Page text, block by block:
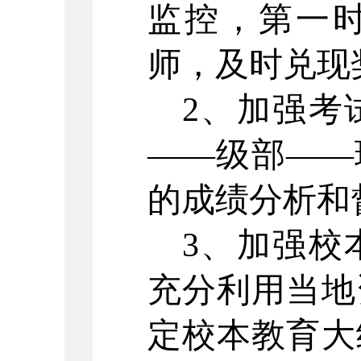
监控，第一
师，及时兑
2、加强考
——级部——
的成绩分析
3、加强校
充分利用当
定校本教育